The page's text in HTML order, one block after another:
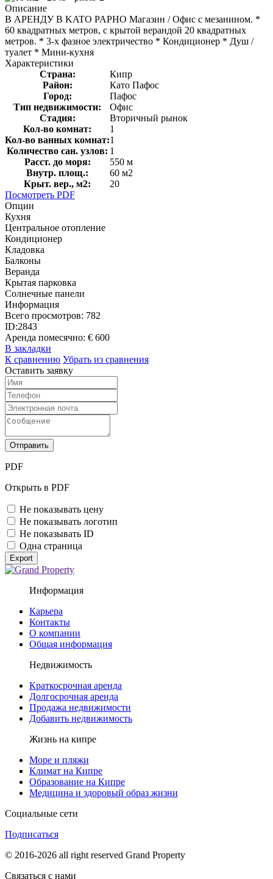
Описание
В АРЕНДУ В KATO PAPHO Магазин / Офис с мезанином. *
60 квадратных метров, с крытой верандой 20 квадратных
метров. * 3-х фазное электричество * Кондиционер * Душ /
туалет * Мини-кухня
Характеристики
Страна:
Кипр
Район:
Като Пафос
Город:
Пафос
Тип недвижимости:
Офис
Стадия:
Вторичный рынок
Кол-во комнат:
1
Кол-во ванных комнат:1
Количество сан. узлов: 1
Расст. до моря:
550 м
Внутр. площ.:
60 м2
Крыт. вер., м2:
20
Посмотреть PDF
Опции
Кухня
Центральное отопление
Кондиционер
Кладовка
Балконы
Веранда
Крытая парковка
Солнечные панели
Информация
Всего просмотров: 782
ID:2843
Аренда помесячно: € 600
В закладки
К сравнению Убрать из сравнения
Оставить заявку
Отправить
PDF
Открыть в PDF
Не показывать цену
Не показывать логотип
Не показывать ID
Одна страница
Export
Информация
Карьера
Контакты
О компании
Общая информация
Недвижимость
Краткосрочная аренда
Долгосрочная аренда
Продажа недвижимости
Добавить недвижимость
Жизнь на кипре
Море и пляжи
Климат на Кипре
Образование на Кипре
Медицина и здоровый образ жизни
Социальные сети
Подписаться
© 2016-2026 all right reserved Grand Property
Связаться с нами